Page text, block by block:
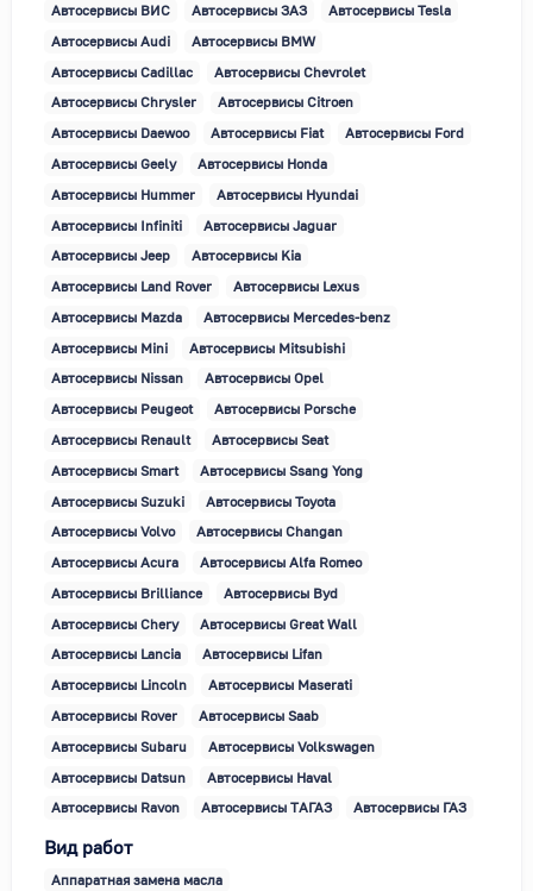
Автосервисы ВИС
Автосервисы ЗАЗ
Автосервисы Tesla
Автосервисы Audi
Автосервисы BMW
Автосервисы Cadillac
Автосервисы Chevrolet
Автосервисы Chrysler
Автосервисы Citroen
Автосервисы Daewoo
Автосервисы Fiat
Автосервисы Ford
Автосервисы Geely
Автосервисы Honda
Автосервисы Hummer
Автосервисы Hyundai
Автосервисы Infiniti
Автосервисы Jaguar
Автосервисы Jeep
Автосервисы Kia
Автосервисы Land Rover
Автосервисы Lexus
Автосервисы Mazda
Автосервисы Mercedes-benz
Автосервисы Mini
Автосервисы Mitsubishi
Автосервисы Nissan
Автосервисы Opel
Автосервисы Peugeot
Автосервисы Porsche
Автосервисы Renault
Автосервисы Seat
Автосервисы Smart
Автосервисы Ssang Yong
Автосервисы Suzuki
Автосервисы Toyota
Автосервисы Volvo
Автосервисы Changan
Автосервисы Acura
Автосервисы Alfa Romeo
Автосервисы Brilliance
Автосервисы Byd
Автосервисы Chery
Автосервисы Great Wall
Автосервисы Lancia
Автосервисы Lifan
Автосервисы Lincoln
Автосервисы Maserati
Автосервисы Rover
Автосервисы Saab
Автосервисы Subaru
Автосервисы Volkswagen
Автосервисы Datsun
Автосервисы Haval
Автосервисы Ravon
Автосервисы ТАГАЗ Автосервисы ГАЗ
Вид работ
Аппаратная замена масла